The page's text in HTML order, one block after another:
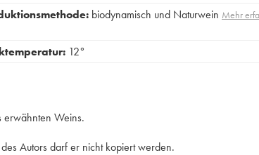
biodynamisch und Naturwein Mehr
12°
erwähnten Weins.
Autors darf er nicht kopiert werden.